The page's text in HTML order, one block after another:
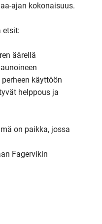
ajan kokonaisuus.
etsit:
äärellä
käyttöön
helppous ja
on paikka, jossa
Fagervikin